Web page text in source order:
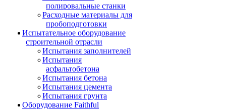
полировальные станки
Расходные материалы для
пробоподготовки
Испытательное оборудование
строительной отрасли
Испытания заполнителей
Испытания
асфальтобетона
Испытания бетона
Испытания цемента
Испытания грунта
Оборудование Faithful